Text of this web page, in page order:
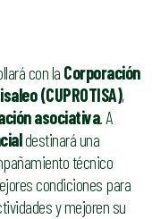
con la Corporación
(CUPROTISA),
asociativa. A
destinará una
técnico
condiciones para
y mejoren su